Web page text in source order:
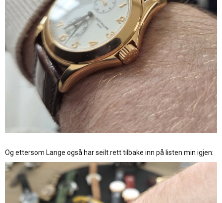
Og ettersom Lange også har seilt rett tilbake inn på listen min igjen: